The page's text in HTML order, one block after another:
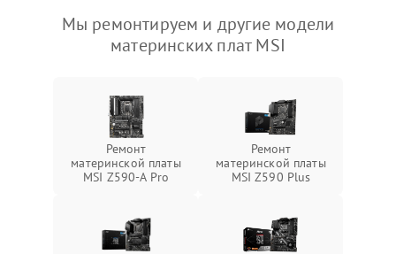
Мы ремонтируем и другие модели
материнских плат MSI
Ремонт
материнской платы
MSI Z590-A Pro
Ремонт
материнской платы
MSI Z590 Plus